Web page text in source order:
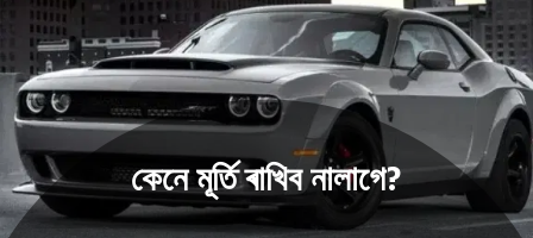
কেনে মূৰ্তি ৰাখিব নালাগে?